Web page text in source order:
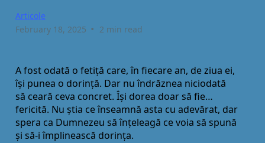
Articole
February 18, 2025 • 2 min read
A fost odată o fetiță care, în fiecare an, de ziua ei,
își punea o dorință. Dar nu îndrăznea niciodată
să ceară ceva concret. Își dorea doar să fie…
fericită. Nu știa ce înseamnă asta cu adevărat, dar
spera ca Dumnezeu să înțeleagă ce voia să spună
și să-i împlinească dorința.